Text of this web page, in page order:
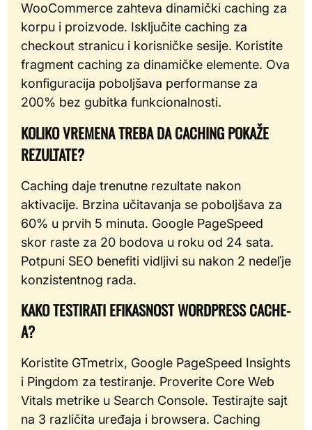
WooCommerce zahteva dinamički caching za
korpu i proizvode. Isključite caching za
checkout stranicu i korisničke sesije. Koristite
fragment caching za dinamičke elemente. Ova
konfiguracija poboljšava performanse za
200% bez gubitka funkcionalnosti.
KOLIKO VREMENA TREBA DA CACHING POKAŽE
REZULTATE?
Caching daje trenutne rezultate nakon
aktivacije. Brzina učitavanja se poboljšava za
60% u prvih 5 minuta. Google PageSpeed
skor raste za 20 bodova u roku od 24 sata.
Potpuni SEO benefiti vidljivi su nakon 2 nedeľje
konzistentnog rada.
KAKO TESTIRATI EFIKASNOST WORDPRESS CACHE-
A?
Koristite GTmetrix, Google PageSpeed Insights
i Pingdom za testiranje. Proverite Core Web
Vitals metrike u Search Console. Testirajte sajt
na 3 različita uređaja i browsera. Caching